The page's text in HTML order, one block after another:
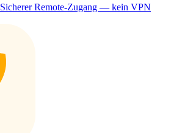
Sicherer Remote-Zugang — kein VPN